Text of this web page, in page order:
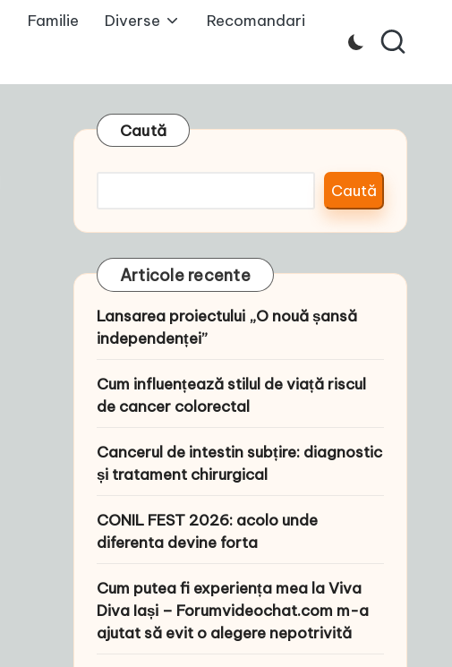
Familie Diverse Recomandari
Caută
Caută
Articole recente
Lansarea proiectului „O nouă șansă
independenței”
Cum influențează stilul de viață riscul
de cancer colorectal
Cancerul de intestin subțire: diagnostic
și tratament chirurgical
CONIL FEST 2026: acolo unde
diferenta devine forta
Cum putea fi experiența mea la Viva
Diva Iași – Forumvideochat.com m-a
ajutat să evit o alegere nepotrivită